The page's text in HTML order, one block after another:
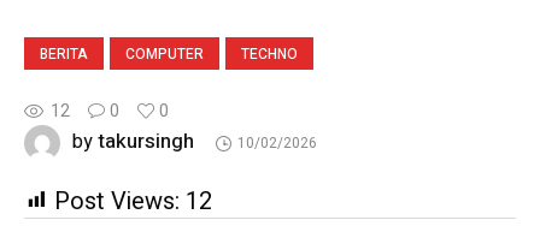
BERITA COMPUTER TECHNO
12 0 0
bytakursingh 10/02/2026
Post Views: 12